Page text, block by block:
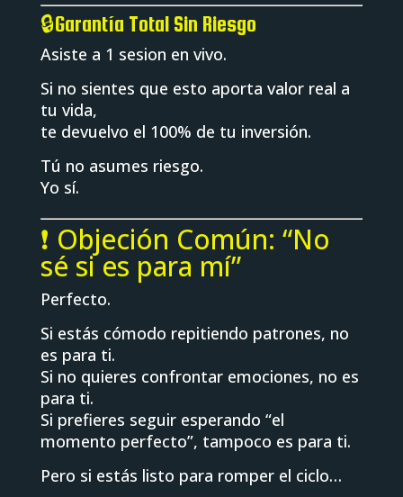
🔒Garantía Total Sin Riesgo
Asiste a 1 sesion en vivo.
Si no sientes que esto aporta valor real a
tu vida,
te devuelvo el 100% de tu inversión.
Tú no asumes riesgo.
Yo sí.
❗ Objeción Común: “No
sé si es para mí”
Perfecto.
Si estás cómodo repitiendo patrones, no
es para ti.
Si no quieres confrontar emociones, no es
para ti.
Si prefieres seguir esperando “el
momento perfecto”, tampoco es para ti.
Pero si estás listo para romper el ciclo…